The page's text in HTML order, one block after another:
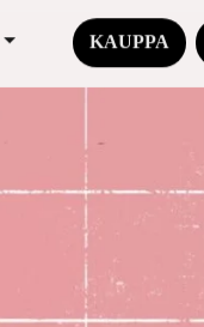
KAUPPA